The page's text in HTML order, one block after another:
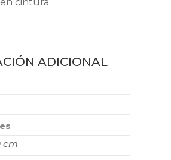
ADICIONAL
cm